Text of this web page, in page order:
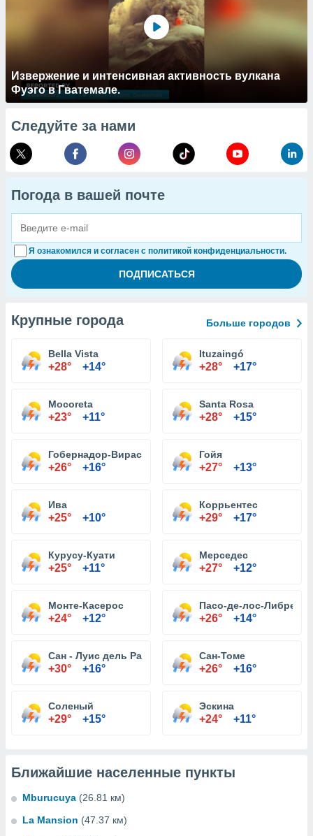
Извержение и интенсивная активность вулкана
Фуэго в Гватемале.
Следуйте за нами
Погода в вашей почте
Я ознакомился и согласен с политикой конфиденциальности.
Крупные города Больше городов
Bella Vista
+28° +14°
Ituzaingó
+28° +17°
Mocoreta
+23° +11°
Santa Rosa
+28° +15°
Гобернадор-Вирасоро
+26° +16°
Гойя
+27° +13°
Ива
+25° +10°
Коррьентес
+29° +17°
Курусу-Куати
+25° +11°
Мерседес
+27° +12°
Монте-Касерос
+24° +12°
Пасо-де-лос-Либрес
+26° +14°
Сан - Луис дель Palmar
+30° +16°
Сан-Томе
+26° +16°
Соленый
+29° +15°
Эскина
+24° +11°
Ближайшие населенные пункты
Mburucuya (26.81 км)
La Mansion (47.37 км)